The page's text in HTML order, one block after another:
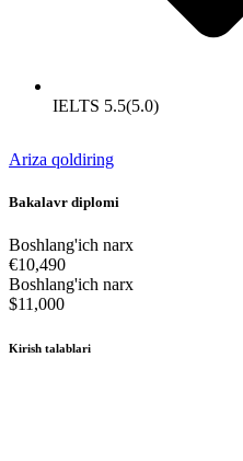
IELTS 5.5(5.0)
Ariza qoldiring
Bakalavr diplomi
Boshlang'ich narx
€10,490
Boshlang'ich narx
$11,000
Kirish talablari